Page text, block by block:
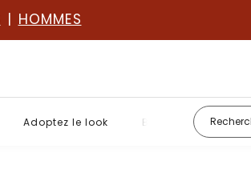
| HOMMES
Adoptez le look Basiques